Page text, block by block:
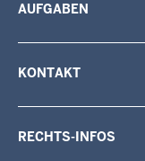
AUFGABEN
KONTAKT
RECHTS-INFOS